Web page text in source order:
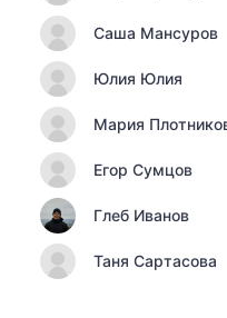
Саша Мансуров
Юлия Юлия
Мария
Егор Сумцов
Глеб Иванов
Таня Сартасова